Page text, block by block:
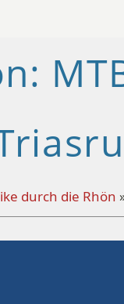
durch die Rhön